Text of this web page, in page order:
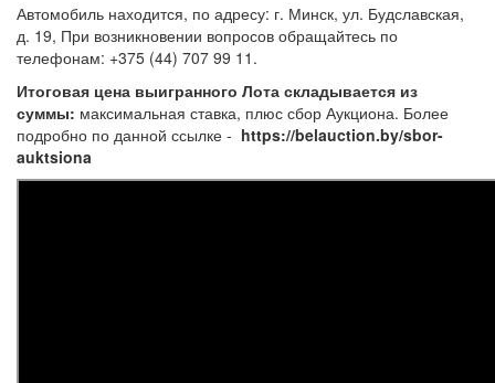
Автомобиль находится, по адресу: г. Минск, ул. Будславская,
д. 19, При возникновении вопросов обращайтесь по
телефонам: +375 (44) 707 99 11.
Итоговая цена выигранного Лота складывается из
суммы: максимальная ставка, плюс сбор Аукциона. Более
подробно по данной ссылке - https://belauction.by/sbor-
auktsiona